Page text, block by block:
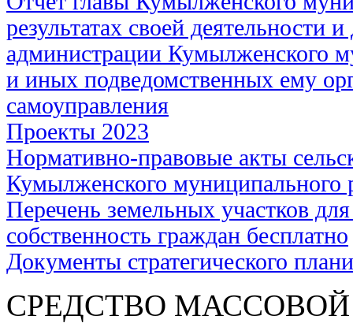
результатах своей деятельности
администрации Кумылженского
и иных подведомственных ему
самоуправления
Проекты 2023
Нормативно-правовые акты
Кумылженского муниципального
Перечень земельных участков
собственность граждан бесплатно
Документы стратегического
СРЕДСТВО